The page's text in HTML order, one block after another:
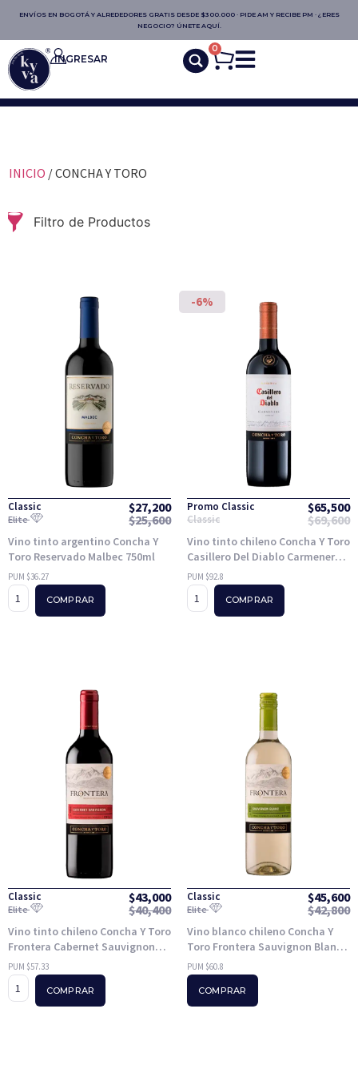
ENVÍOS EN BOGOTÁ Y ALREDEDORES GRATIS DESDE $300.000 · PIDE AM Y RECIBE PM · ¿ERES
NEGOCIO? ÚNETE AQUÍ.
INGRESAR
0
INICIO / CONCHA Y TORO
Filtro de Productos
Classic $27,200
Elite $25,600
Vino tinto argentino Concha Y
Toro Reservado Malbec 750ml
PUM $36.27
COMPRAR
-6%
Promo Classic $65,500
Classic $69,600
Vino tinto chileno Concha Y Toro
Casillero Del Diablo Carmenere
750ml
PUM $92.8
COMPRAR
Classic $43,000
Elite $40,400
Vino tinto chileno Concha Y Toro
Frontera Cabernet Sauvignon
750ml
PUM $57.33
COMPRAR
Classic $45,600
Elite $42,800
Vino blanco chileno Concha Y
Toro Frontera Sauvignon Blanc
750ml
PUM $60.8
COMPRAR